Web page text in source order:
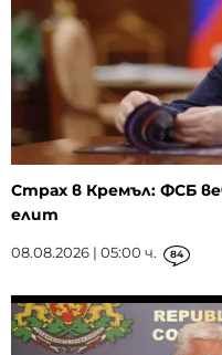
Страх в Кремъл: ФСБ
елит
08.08.2026 | 05:00 ч. 84